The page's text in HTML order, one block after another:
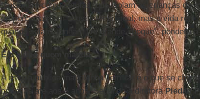
funcionam como estufas, que isolam as crianças do
proporcionam um ecossistema ideal, mas a vida real
quando saiam, tenham um grande choque”, pondera
É o aluno quem manda
A escola pública madrilenha Tomillar é o que se
crianças até aos 6 anos. Segundo a diretoraPiedad